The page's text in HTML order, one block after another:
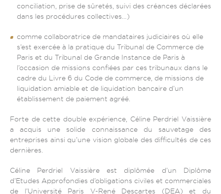
conciliation, prise de sûretés, suivi des créances déclarées
dans les procédures collectives…)
comme collaboratrice de mandataires judiciaires où elle
s’est exercée à la pratique du Tribunal de Commerce de
Paris et du Tribunal de Grande Instance de Paris à
l’occasion de missions confiées par ces tribunaux dans le
cadre du Livre 6 du Code de commerce, de missions de
liquidation amiable et de liquidation bancaire d’un
établissement de paiement agréé.
Forte de cette double expérience, Céline Perdriel Vaissière
a acquis une solide connaissance du sauvetage des
entreprises ainsi qu’une vision globale des difficultés de ces
dernières.
Céline Perdriel Vaissière est diplômée d’un Diplôme
d’Etudes Approfondies d’obligations civiles et commerciales
de l’Université Paris V-René Descartes (DEA) et du